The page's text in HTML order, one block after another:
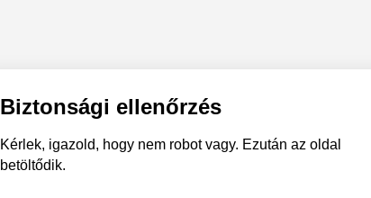
Biztonsági ellenőrzés
Kérlek, igazold, hogy nem robot vagy. Ezután az oldal
betöltődik.